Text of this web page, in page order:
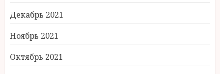
Декабрь 2021
Ноябрь 2021
Октябрь 2021